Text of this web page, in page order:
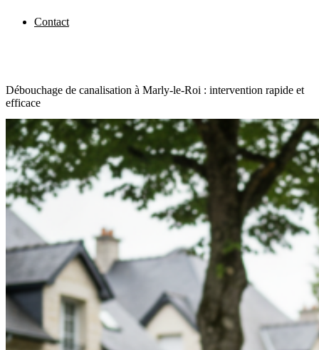
Contact
Débouchage de canalisation à Marly-le-Roi : intervention rapide et
efficace